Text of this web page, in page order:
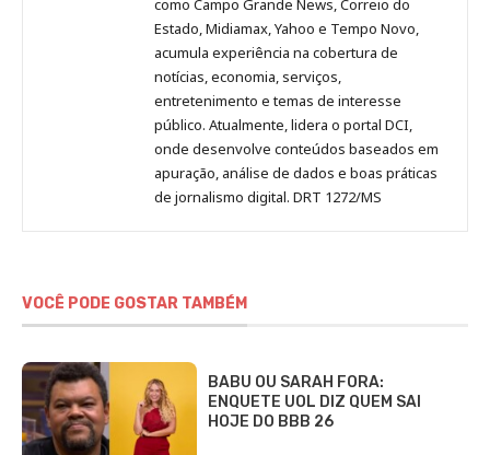
como Campo Grande News, Correio do
Estado, Midiamax, Yahoo e Tempo Novo,
acumula experiência na cobertura de
notícias, economia, serviços,
entretenimento e temas de interesse
público. Atualmente, lidera o portal DCI,
onde desenvolve conteúdos baseados em
apuração, análise de dados e boas práticas
de jornalismo digital. DRT 1272/MS
VOCÊ PODE GOSTAR TAMBÉM
BABU OU SARAH FORA:
ENQUETE UOL DIZ QUEM SAI
HOJE DO BBB 26